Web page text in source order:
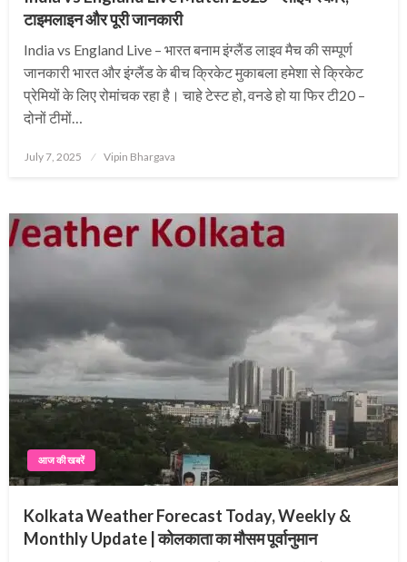
टाइमलाइन और पूरी जानकारी
India vs England Live – भारत बनाम इंग्लैंड लाइव मैच की सम्पूर्ण
जानकारी भारत और इंग्लैंड के बीच क्रिकेट मुकाबला हमेशा से क्रिकेट
प्रेमियों के लिए रोमांचक रहा है। चाहे टेस्ट हो, वनडे हो या फिर टी20 –
दोनों टीमों…
Posted
July 7, 2025 Vipin Bhargava
आज की खबरें
Kolkata Weather Forecast Today, Weekly &
Monthly Update | कोलकाता का मौसम पूर्वानुमान